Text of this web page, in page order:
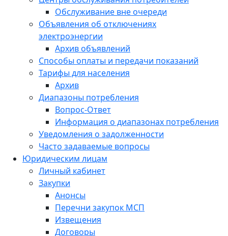
Обслуживание вне очереди
Объявления об отключениях
электроэнергии
Архив объявлений
Способы оплаты и передачи показаний
Тарифы для населения
Архив
Диапазоны потребления
Вопрос-Ответ
Информация о диапазонах потребления
Уведомления о задолженности
Часто задаваемые вопросы
Юридическим лицам
Личный кабинет
Закупки
Анонсы
Перечни закупок МСП
Извещения
Договоры